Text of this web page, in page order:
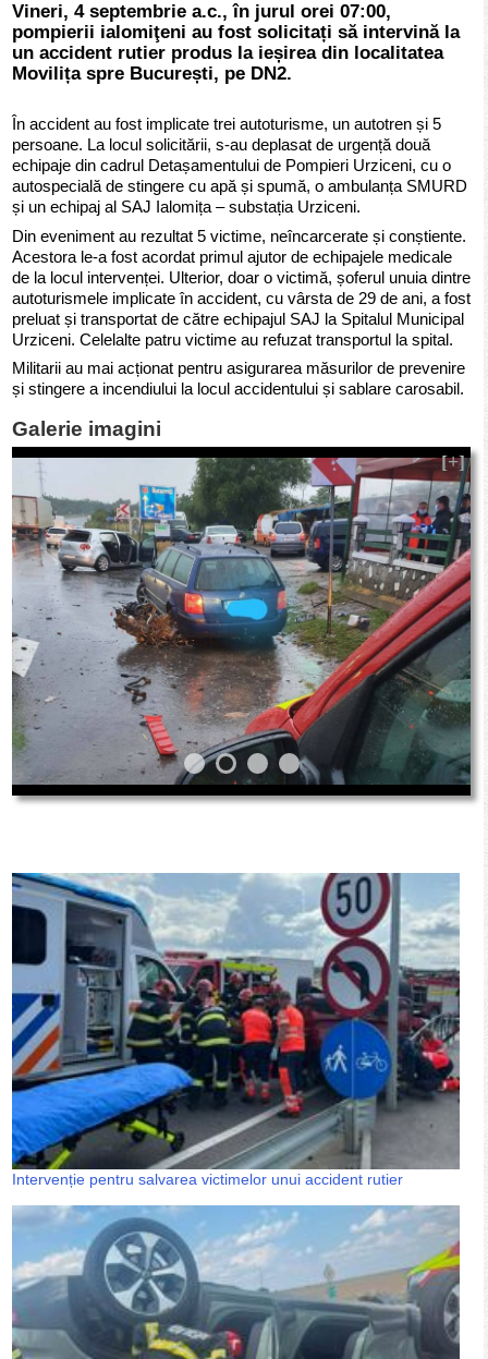
Vineri, 4 septembrie a.c., în jurul orei 07:00,
pompierii ialomiţeni au fost solicitați să intervină la
un accident rutier produs la ieșirea din localitatea
Movilița spre București, pe DN2.
În accident au fost implicate trei autoturisme, un autotren și 5
persoane. La locul solicitării, s-au deplasat de urgență două
echipaje din cadrul Detașamentului de Pompieri Urziceni, cu o
autospecială de stingere cu apă și spumă, o ambulanța SMURD
și un echipaj al SAJ Ialomița – substația Urziceni.
Din eveniment au rezultat 5 victime, neîncarcerate și conștiente.
Acestora le-a fost acordat primul ajutor de echipajele medicale
de la locul intervenței. Ulterior, doar o victimă, șoferul unuia dintre
autoturismele implicate în accident, cu vârsta de 29 de ani, a fost
preluat și transportat de către echipajul SAJ la Spitalul Municipal
Urziceni. Celelalte patru victime au refuzat transportul la spital.
Militarii au mai acționat pentru asigurarea măsurilor de prevenire
și stingere a incendiului la locul accidentului și sablare carosabil.
Galerie imagini
Intervenție pentru salvarea victimelor unui accident rutier